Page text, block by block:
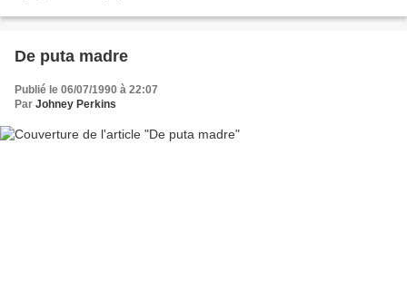
De puta madre
Publié le 06/07/1990 à 22:07
Par Johney Perkins